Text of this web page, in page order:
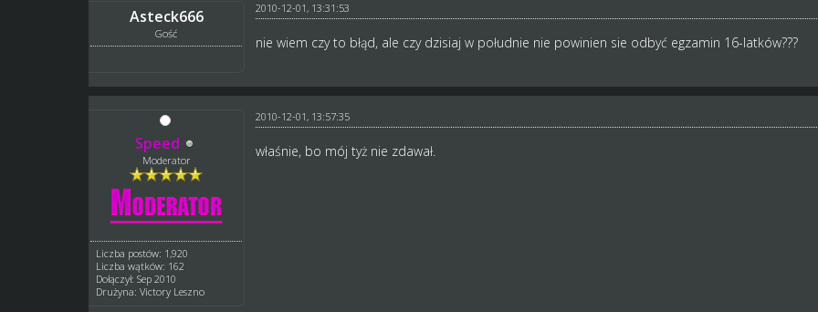
Asteck666
Gość
2010-12-01, 13:31:53
nie wiem czy to błąd, ale czy dzisiaj w południe nie powinien sie odbyć egzamin 16-latków???
Speed
Moderator
Liczba postów: 1,920
Liczba wątków: 162
Dołączył: Sep 2010
Drużyna: Victory Leszno
2010-12-01, 13:57:35
właśnie, bo mój tyż nie zdawał.